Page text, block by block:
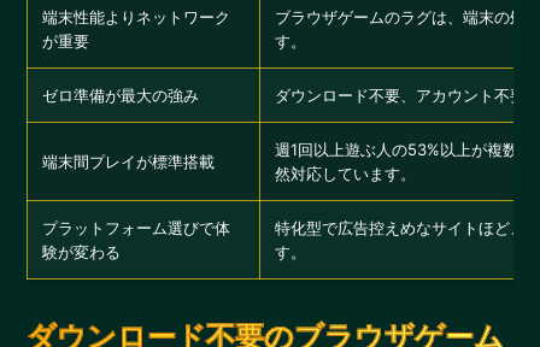
端末性能よりネットワーク
が重要
ブラウザゲームのラグは、端末の処
す。
ゼロ準備が最大の強み ダウンロード不要、アカウント不要
端末間プレイが標準搭載
週1回以上遊ぶ人の53%以上が複数
然対応しています。
プラットフォーム選びで体
験が変わる
特化型で広告控えめなサイトほど、
す。
ダウンロード不要のブラウザゲーム